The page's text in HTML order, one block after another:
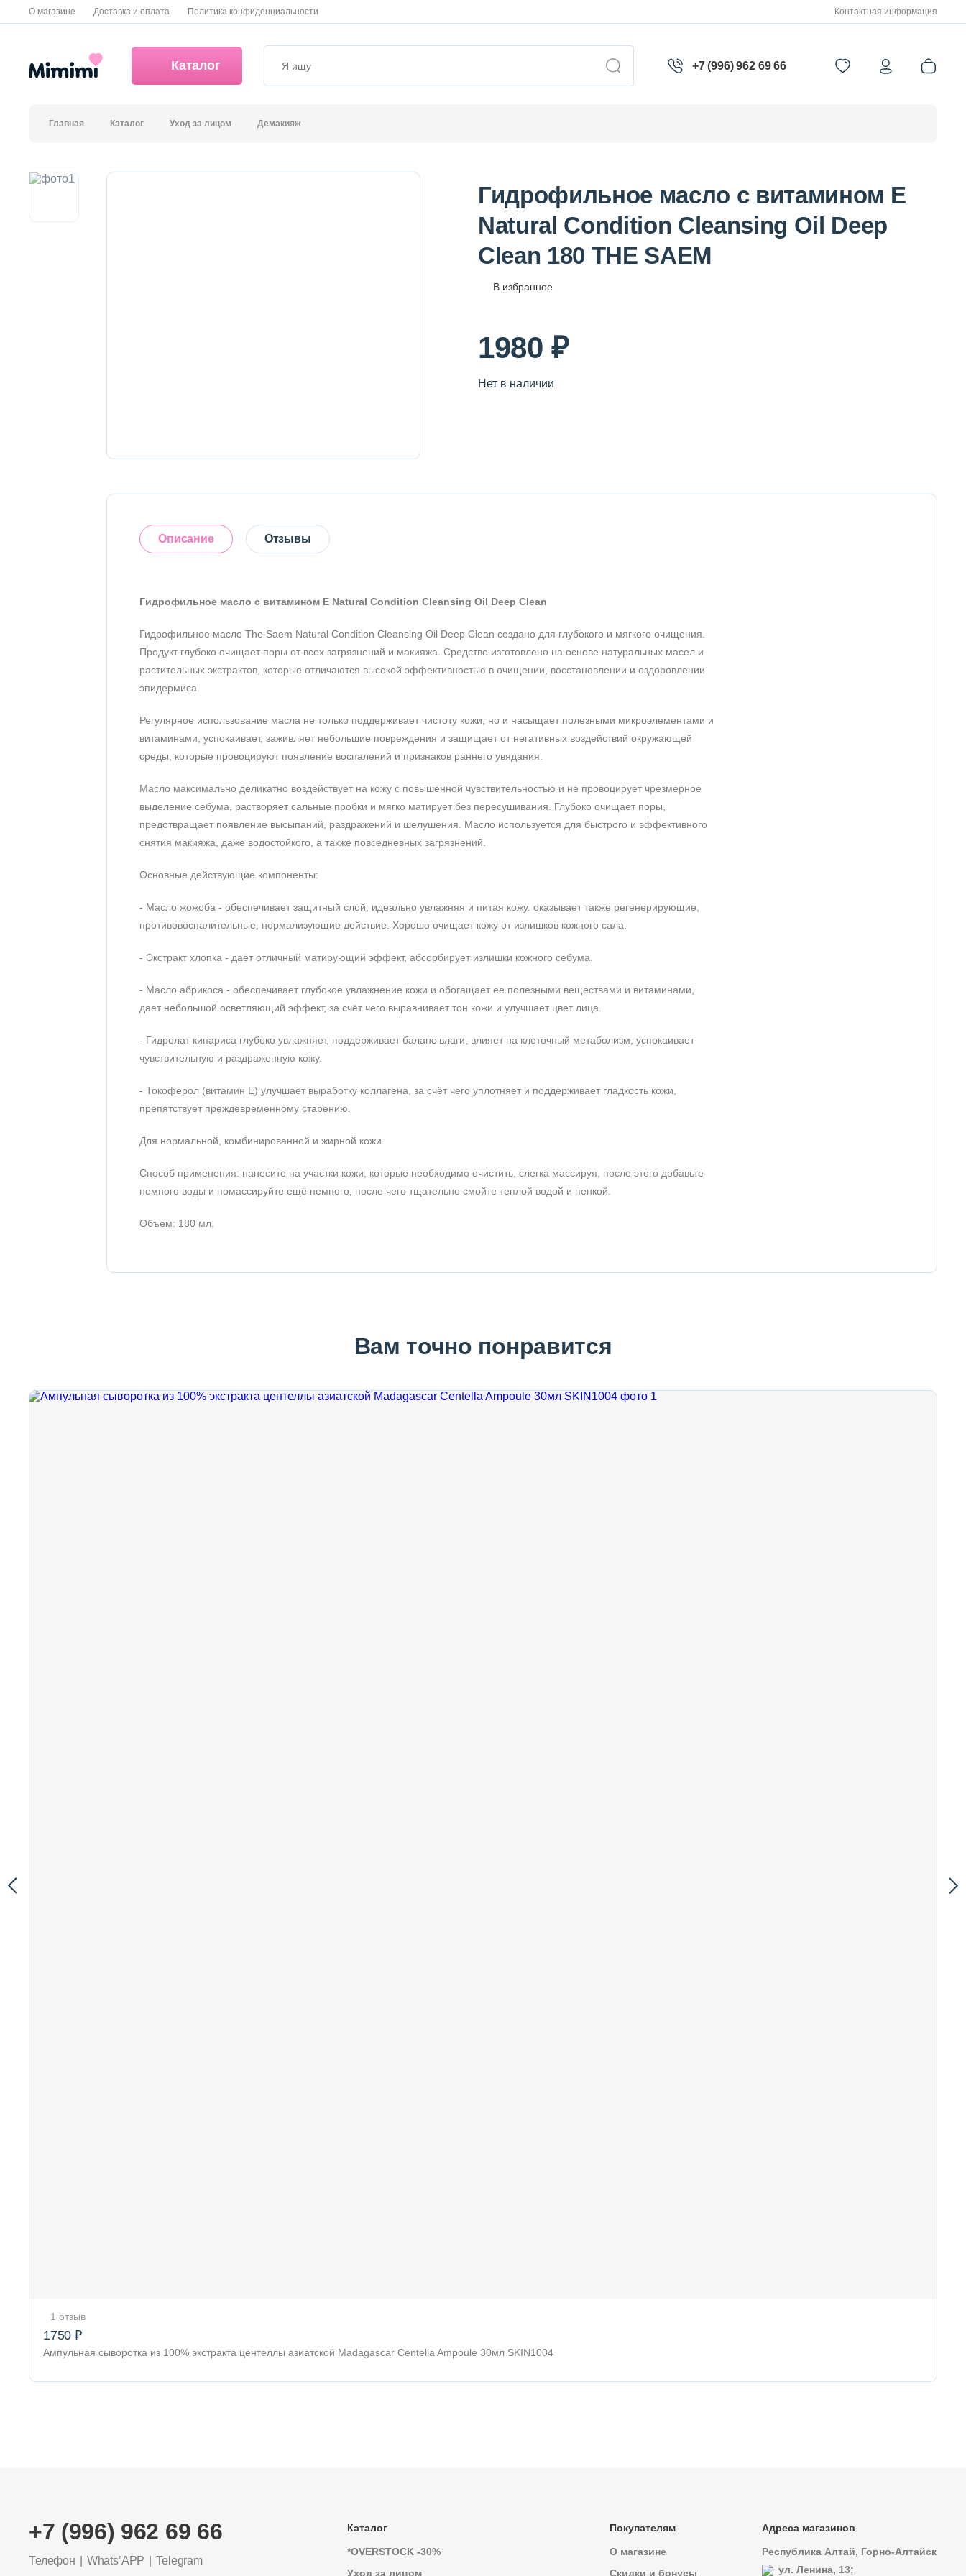
О магазине Доставка и оплата Политика конфиденциальности Контактная информация
Каталог +7 (996) 962 69 66
Главная Каталог Уход за лицом Демакияж
Гидрофильное масло с витамином Е
Natural Condition Cleansing Oil Deep
Clean 180 THE SAEM
В избранное
1980 ₽
Нет в наличии
Описание Отзывы
Гидрофильное масло с витамином Е Natural Condition Cleansing Oil Deep Clean
Гидрофильное масло The Saem Natural Condition Cleansing Oil Deep Clean создано для глубокого и мягкого очищения.
Продукт глубоко очищает поры от всех загрязнений и макияжа. Средство изготовлено на основе натуральных масел и
растительных экстрактов, которые отличаются высокой эффективностью в очищении, восстановлении и оздоровлении
эпидермиса.
Регулярное использование масла не только поддерживает чистоту кожи, но и насыщает полезными микроэлементами и
витаминами, успокаивает, заживляет небольшие повреждения и защищает от негативных воздействий окружающей
среды, которые провоцируют появление воспалений и признаков раннего увядания.
Масло максимально деликатно воздействует на кожу с повышенной чувствительностью и не провоцирует чрезмерное
выделение себума, растворяет сальные пробки и мягко матирует без пересушивания. Глубоко очищает поры,
предотвращает появление высыпаний, раздражений и шелушения. Масло используется для быстрого и эффективного
снятия макияжа, даже водостойкого, а также повседневных загрязнений.
Основные действующие компоненты:
- Масло жожоба - обеспечивает защитный слой, идеально увлажняя и питая кожу. оказывает также регенерирующие,
противовоспалительные, нормализующие действие. Хорошо очищает кожу от излишков кожного сала.
- Экстракт хлопка - даёт отличный матирующий эффект, абсорбирует излишки кожного себума.
- Масло абрикоса - обеспечивает глубокое увлажнение кожи и обогащает ее полезными веществами и витаминами,
дает небольшой осветляющий эффект, за счёт чего выравнивает тон кожи и улучшает цвет лица.
- Гидролат кипариса глубоко увлажняет, поддерживает баланс влаги, влияет на клеточный метаболизм, успокаивает
чувствительную и раздраженную кожу.
- Токоферол (витамин E) улучшает выработку коллагена, за счёт чего уплотняет и поддерживает гладкость кожи,
препятствует преждевременному старению.
Для нормальной, комбинированной и жирной кожи.
Способ применения: нанесите на участки кожи, которые необходимо очистить, слегка массируя, после этого добавьте
немного воды и помассируйте ещё немного, после чего тщательно смойте теплой водой и пенкой.
Объем: 180 мл.
Оставить отзыв
Вам точно понравится
1 отзыв
1750 ₽
Ампульная сыворотка из 100% экстракта центеллы азиатской Madagascar Centella Ampoule 30мл SKIN1004
+7 (996) 962 69 66
Телефон Whats’APP Telegram
Каталог
*OVERSTOCK -30%
Уход за лицом
Покупателям
О магазине
Скидки и бонусы
Адреса магазинов
Республика Алтай, Горно-Алтайск
ул. Ленина, 13;